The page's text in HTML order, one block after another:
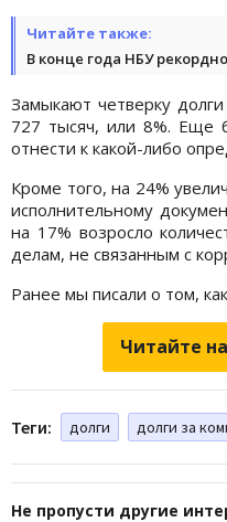
Читайте также:
В конце года НБУ
Замыкают четверку
727 тысяч, или 8%. Еще
отнести к какой-либо
Кроме того, на 24%
исполнительному
на 17% возросло
делам, не связанным с
Ранее мы писали о том,
Читайте
Теги: долги долги за
Не пропусти другие